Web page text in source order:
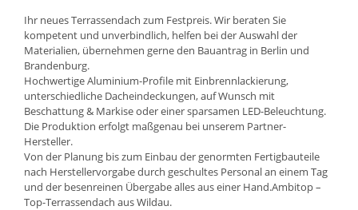
Ihr neues Terrassendach zum Festpreis. Wir beraten Sie
kompetent und unverbindlich, helfen bei der Auswahl der
Materialien, übernehmen gerne den Bauantrag in Berlin und
Brandenburg.
Hochwertige Aluminium-Profile mit Einbrennlackierung,
unterschiedliche Dacheindeckungen, auf Wunsch mit
Beschattung & Markise oder einer sparsamen LED-Beleuchtung.
Die Produktion erfolgt maßgenau bei unserem Partner-
Hersteller.
Von der Planung bis zum Einbau der genormten Fertigbauteile
nach Herstellervorgabe durch geschultes Personal an einem Tag
und der besenreinen Übergabe alles aus einer Hand.Ambitop –
Top-Terrassendach aus Wildau.